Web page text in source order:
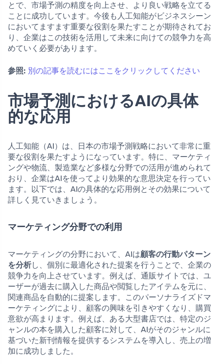
とで、市場予測の精度を向上させ、より良い戦略を立てる
ことに成功しています。今後も人工知能がビジネスシーン
においてますます重要な役割を果たすことが期待されてお
り、企業はこの技術を活用して未来に向けての競争力を高
めていく必要があります。
参照: 別の記事を読むにはここをクリックしてください
市場予測におけるAIの具体
的な応用
人工知能（AI）は、日本の市場予測戦略において非常に重
要な役割を果たすようになっています。特に、マーケティ
ングや物流、製造業など多様な分野での活用が進められて
おり、企業はAIを使ってより効果的な意思決定を行ってい
ます。以下では、AIの具体的な応用例とその効果について
詳しく見ていきましょう。
マーケティング分野での利用
マーケティングの分野において、AIは顧客の行動パターン
を分析し、個別に最適化された提案を行うことで、企業の
競争力を向上させています。例えば、通販サイトでは、ユ
ーザーが過去に購入した商品や閲覧したアイテムを元に、
関連商品を自動的に提案します。このパーソナライズドマ
ーケティングにより、顧客の興味を引きやすくなり、購買
意欲が高まります。例えば、ある大型書店では、特定のジ
ャンルの本を購入した顧客に対して、AIがそのジャンルに
基づいた新刊情報を提供するシステムを導入し、売上の増
加に成功しました。